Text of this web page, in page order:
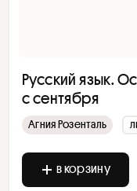
Русский язык.
с сентября
Агния Розенталь
в корзину